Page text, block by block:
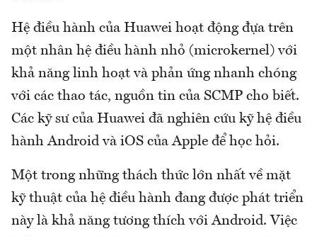
Hệ điều hành của Huawei hoạt động đựa trên
một nhân hệ điều hành nhỏ (microkernel) với
khả năng linh hoạt và phản ứng nhanh chóng
với các thao tác, nguồn tin của SCMP cho biết.
Các kỹ sư của Huawei đã nghiên cứu kỹ hệ điều
hành Android và iOS của Apple để học hỏi.
Một trong những thách thức lớn nhất về mặt
kỹ thuật của hệ điều hành đang được phát triển
này là khả năng tương thích với Android. Việc